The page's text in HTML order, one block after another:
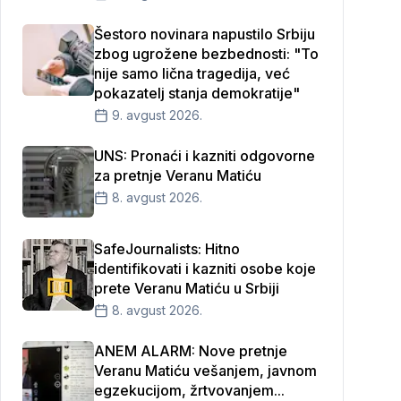
Šestoro novinara napustilo Srbiju
zbog ugrožene bezbednosti: "To
nije samo lična tragedija, već
pokazatelj stanja demokratije"
9. avgust 2026.
UNS: Pronaći i kazniti odgovorne
za pretnje Veranu Matiću
8. avgust 2026.
SafeJournalists: Hitno
identifikovati i kazniti osobe koje
prete Veranu Matiću u Srbiji
8. avgust 2026.
ANEM ALARM: Nove pretnje
Veranu Matiću vešanjem, javnom
egzekucijom, žrtvovanjem...